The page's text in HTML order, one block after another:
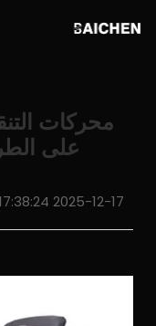
محركات
على
2025-12-17 17:38:24